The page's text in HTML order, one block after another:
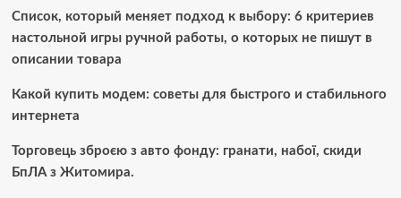
Список, который меняет подход к выбору: 6 критериев
настольной игры ручной работы, о которых не пишут в
описании товара
Какой купить модем: советы для быстрого и стабильного
интернета
Торговець зброєю з авто фонду: гранати, набої, скиди
БпЛА з Житомира.